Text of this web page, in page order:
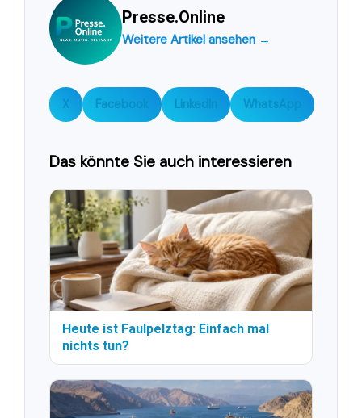
Presse.Online
Weitere Artikel ansehen →
X Facebook LinkedIn WhatsApp
Das könnte Sie auch interessieren
Heute ist Faulpelztag: Einfach mal
nichts tun?